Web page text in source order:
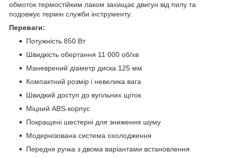
обмоток термостійким лаком захищає двигун від пилу та
подовжує термін служби інструменту.
Переваги:
Потужність 850 Вт
Швидкість обертання 11 000 об/хв
Маневрений діаметр диска 125 мм
Компактний розмір і невелика вага
Швидкий доступ до вугільних щіток
Міцний ABS‑корпус
Покращені шестерні для зниження шуму
Модернізована система охолодження
Передня ручка з двома варіантами встановлення